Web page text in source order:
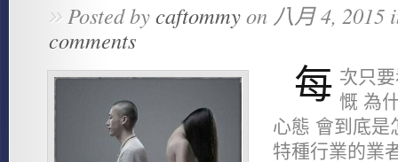
»Posted bycaftommyon 八月 4, 2015
comments
每 次只
慨 為
心態 會到底是
特種行業的業